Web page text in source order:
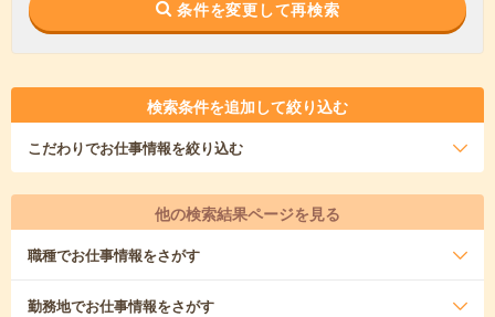
条件を変更して再検索
検索条件を追加して絞り込む
こだわりでお仕事情報を絞り込む
他の検索結果ページを見る
職種でお仕事情報をさがす
勤務地でお仕事情報をさがす